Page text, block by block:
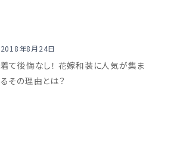
2018年8月24日
着て後悔なし！ 花嫁和装に人気が集ま
るその理由とは？